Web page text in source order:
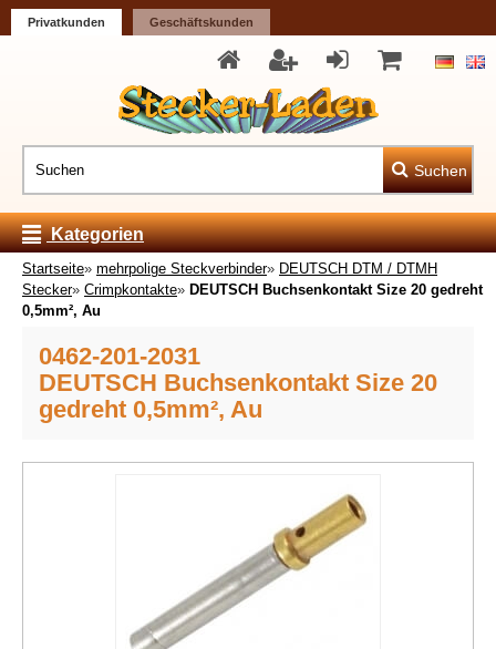
Privatkunden Geschäftskunden
Suchen
Kategorien
Startseite» mehrpolige Steckverbinder» DEUTSCH DTM / DTMH
Stecker» Crimpkontakte» DEUTSCH Buchsenkontakt Size 20 gedreht
0,5mm², Au
0462-201-2031
DEUTSCH Buchsenkontakt Size 20
gedreht 0,5mm², Au